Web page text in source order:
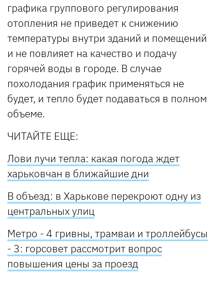
графика группового регулирования
отопления не приведет к снижению
температуры внутри зданий и помещений
и не повлияет на качество и подачу
горячей воды в городе. В случае
похолодания график применяться не
будет, и тепло будет подаваться в полном
объеме.
ЧИТАЙТЕ ЕЩЕ:
Лови лучи тепла: какая погода ждет
харьковчан в ближайшие дни
В объезд: в Харькове перекроют одну из
центральных улиц
Метро - 4 гривны, трамваи и троллейбусы
- 3: горсовет рассмотрит вопрос
повышения цены за проезд